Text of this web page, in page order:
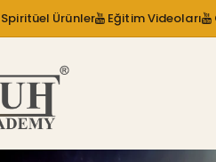
Ürünler Eğitim Videoları